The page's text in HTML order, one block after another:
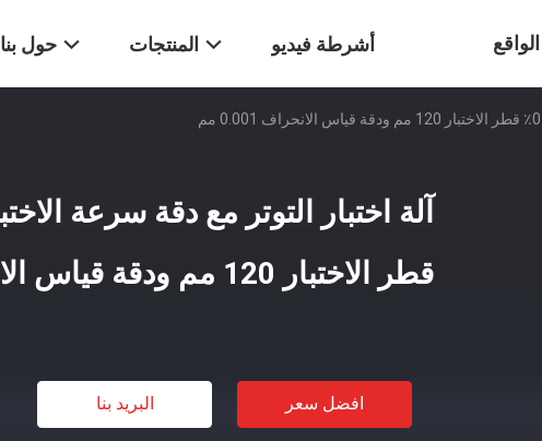
حول بنا المنتجات أشرطة فيديو
قطر الاختبار 120 مم ودقة قياس الانحراف 0.001 مم
افضل سعر البريد بنا